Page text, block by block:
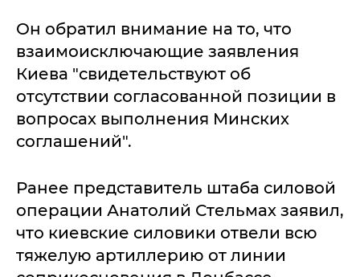
Он обратил внимание на то, что
взаимоисключающие заявления
Киева "свидетельствуют об
отсутствии согласованной позиции в
вопросах выполнения Минских
соглашений".
Ранее представитель штаба силовой
операции Анатолий Стельмах заявил,
что киевские силовики отвели всю
тяжелую артиллерию от линии